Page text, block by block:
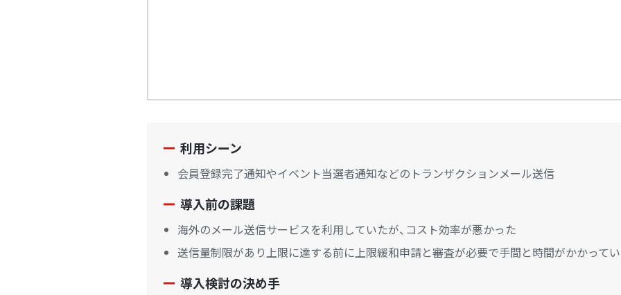
利用シーン
会員登録完了通知やイベント当選者通知などのトランザクションメール送信
導入前の課題
海外のメール送信サービスを利用していたが、コスト効率が悪かった
送信量制限があり上限に達する前に上限緩和申請と審査が必要で手間と時間がかかって
導入検討の決め手